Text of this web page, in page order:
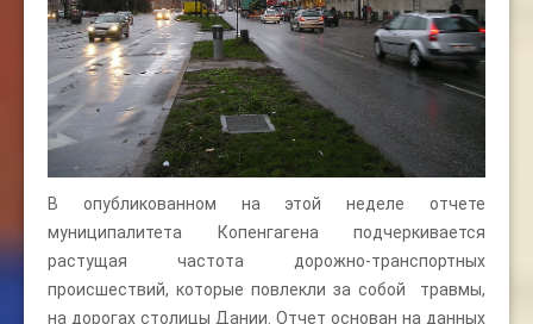
В опубликованном на этой неделе отчете
муниципалитета Копенгагена подчеркивается
растущая частота дорожно-транспортных
происшествий, которые повлекли за собой травмы,
на дорогах столицы Дании. Отчет основан на данных